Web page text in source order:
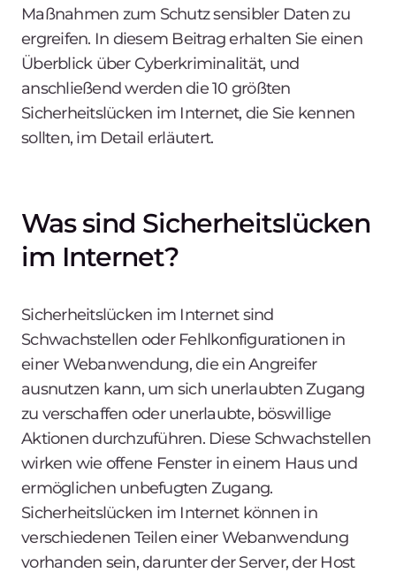
Maßnahmen zum Schutz sensibler Daten zu
ergreifen. In diesem Beitrag erhalten Sie einen
Überblick über Cyberkriminalität, und
anschließend werden die 10 größten
Sicherheitslücken im Internet, die Sie kennen
sollten, im Detail erläutert.
Was sind Sicherheitslücken
im Internet?
Sicherheitslücken im Internet sind
Schwachstellen oder Fehlkonfigurationen in
einer Webanwendung, die ein Angreifer
ausnutzen kann, um sich unerlaubten Zugang
zu verschaffen oder unerlaubte, böswillige
Aktionen durchzuführen. Diese Schwachstellen
wirken wie offene Fenster in einem Haus und
ermöglichen unbefugten Zugang.
Sicherheitslücken im Internet können in
verschiedenen Teilen einer Webanwendung
vorhanden sein, darunter der Server, der Host